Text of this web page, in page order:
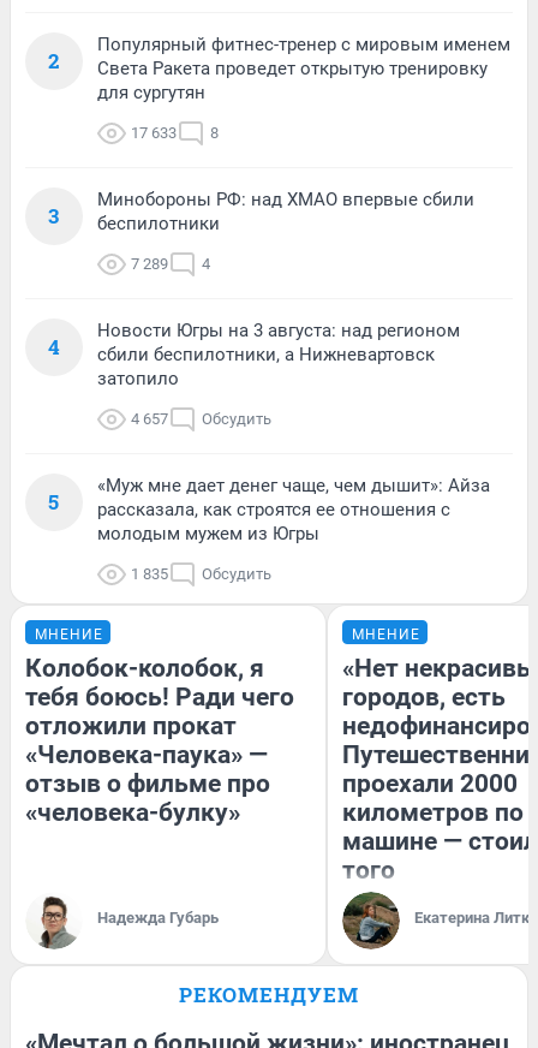
2
Популярный фитнес-тренер с мировым именем
Света Ракета проведет открытую тренировку
для сургутян
17 633 8
3
Минобороны РФ: над ХМАО впервые сбили
беспилотники
7 289 4
4
Новости Югры на 3 августа: над регионом
сбили беспилотники, а Нижневартовск
затопило
4 657 Обсудить
5
«Муж мне дает денег чаще, чем дышит»: Айза
рассказала, как строятся ее отношения с
молодым мужем из Югры
1 835 Обсудить
МНЕНИЕ
Колобок-колобок, я
тебя боюсь! Ради чего
отложили прокат
«Человека-паука» —
отзыв о фильме про
«человека-булку»
Надежда Губарь
МНЕНИЕ
«Нет
городов, есть
проехали 2000
километров по
машине —
того
Екатерина
РЕКОМЕНДУЕМ